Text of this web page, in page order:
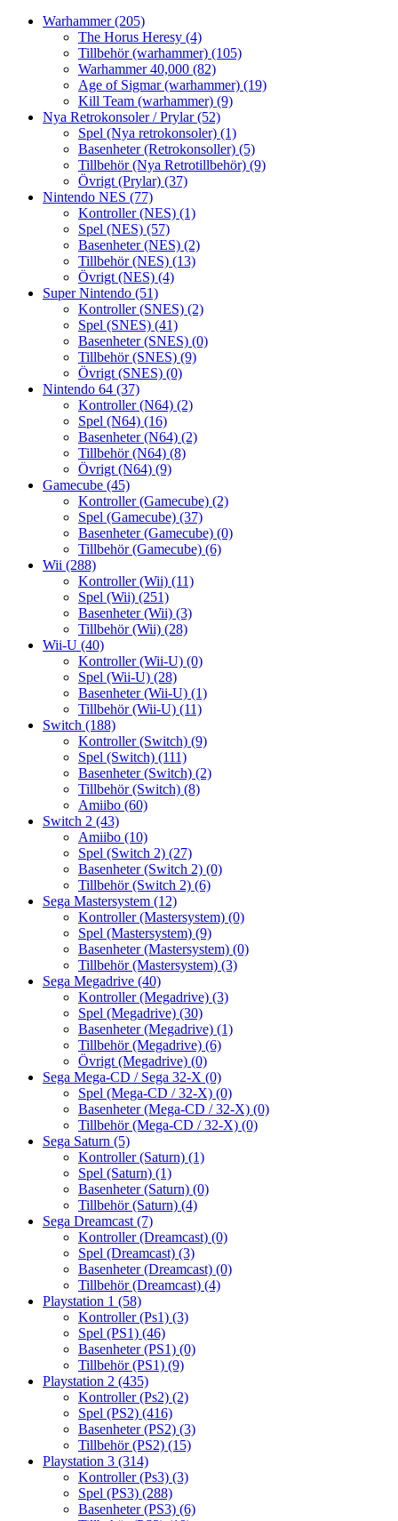
Warhammer(205)
The Horus Heresy (4)
Tillbehör (warhammer) (105)
Warhammer 40,000 (82)
Age of Sigmar (warhammer) (19)
Kill Team (warhammer) (9)
Nya Retrokonsoler / Prylar(52)
Spel (Nya retrokonsoler) (1)
Basenheter (Retrokonsoller) (5)
Tillbehör (Nya Retrotillbehör) (9)
Övrigt (Prylar) (37)
Nintendo NES (77)
Kontroller (NES) (1)
Spel (NES) (57)
Basenheter (NES) (2)
Tillbehör (NES) (13)
Övrigt (NES) (4)
Super Nintendo (51)
Kontroller (SNES) (2)
Spel (SNES) (41)
Basenheter (SNES) (0)
Tillbehör (SNES) (9)
Övrigt (SNES) (0)
Nintendo 64 (37)
Kontroller (N64) (2)
Spel (N64) (16)
Basenheter (N64) (2)
Tillbehör (N64) (8)
Övrigt (N64) (9)
Gamecube (45)
Kontroller (Gamecube) (2)
Spel (Gamecube) (37)
Basenheter (Gamecube) (0)
Tillbehör (Gamecube) (6)
Wii (288)
Kontroller (Wii) (11)
Spel (Wii) (251)
Basenheter (Wii) (3)
Tillbehör (Wii) (28)
Wii-U (40)
Kontroller (Wii-U) (0)
Spel (Wii-U) (28)
Basenheter (Wii-U) (1)
Tillbehör (Wii-U) (11)
Switch (188)
Kontroller (Switch) (9)
Spel (Switch) (111)
Basenheter (Switch) (2)
Tillbehör (Switch) (8)
Amiibo (60)
Switch 2 (43)
Amiibo (10)
Spel (Switch 2) (27)
Basenheter (Switch 2) (0)
Tillbehör (Switch 2) (6)
Sega Mastersystem (12)
Kontroller (Mastersystem) (0)
Spel (Mastersystem) (9)
Basenheter (Mastersystem) (0)
Tillbehör (Mastersystem) (3)
Sega Megadrive (40)
Kontroller (Megadrive) (3)
Spel (Megadrive) (30)
Basenheter (Megadrive) (1)
Tillbehör (Megadrive) (6)
Övrigt (Megadrive) (0)
Sega Mega-CD / Sega 32-X (0)
Spel (Mega-CD / 32-X) (0)
Basenheter (Mega-CD / 32-X) (0)
Tillbehör (Mega-CD / 32-X) (0)
Sega Saturn (5)
Kontroller (Saturn) (1)
Spel (Saturn) (1)
Basenheter (Saturn) (0)
Tillbehör (Saturn) (4)
Sega Dreamcast (7)
Kontroller (Dreamcast) (0)
Spel (Dreamcast) (3)
Basenheter (Dreamcast) (0)
Tillbehör (Dreamcast) (4)
Playstation 1 (58)
Kontroller (Ps1) (3)
Spel (PS1) (46)
Basenheter (PS1) (0)
Tillbehör (PS1) (9)
Playstation 2 (435)
Kontroller (Ps2) (2)
Spel (PS2) (416)
Basenheter (PS2) (3)
Tillbehör (PS2) (15)
Playstation 3 (314)
Kontroller (Ps3) (3)
Spel (PS3) (288)
Basenheter (PS3) (6)